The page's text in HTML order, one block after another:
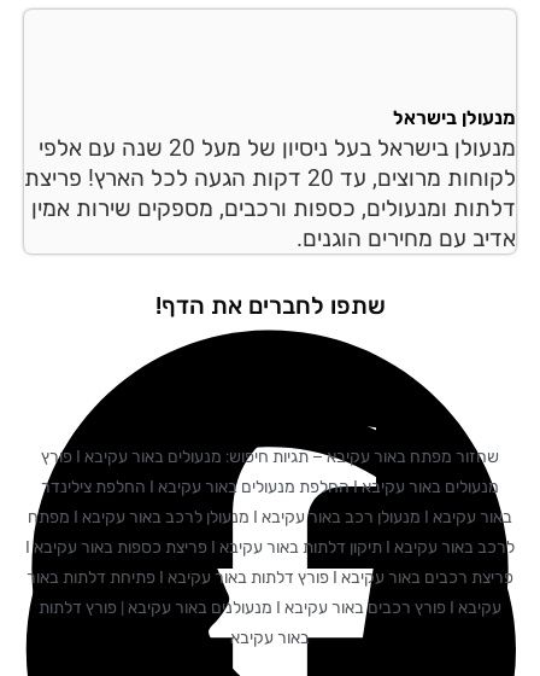
בישראל
מנעולן בישראל בעל ניסיון של מעל 20 שנה עם אלפי
לקוחות מרוצים, עד 20 דקות הגעה לכל הארץ! פריצת
ומנעולים, כספות ורכבים, מספקים שירות אמין
עם מחירים הוגנים.
שתפו לחברים את הדף!
שחזור מפתח באור עקיבא – תגיות חיפוש: מנעולים באור עקיבא I פורץ
מנעולים באור עקיבא I החלפת מנעולים באור עקיבא I החלפת צילינדר
באור עקיבא I מנעולן רכב באור עקיבא I מנעולן לרכב באור עקיבא I מפתח
לרכב באור עקיבא I תיקון דלתות באור עקיבא I פריצת כספות באור עקיבא I
פריצת רכבים באור עקיבא I פורץ דלתות באור עקיבא I פתיחת דלתות באור
עקיבא I פורץ רכבים באור עקיבא I מנעולנים באור עקיבא | פורץ דלתות
באור עקיבא